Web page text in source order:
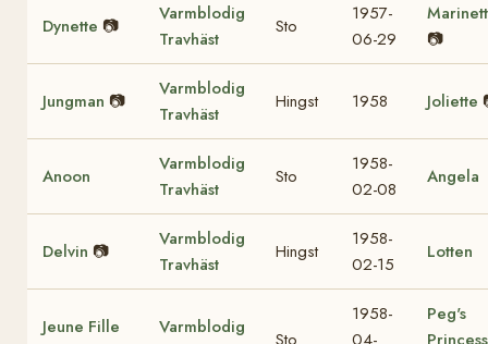
Dynette 📷
Varmblodig
Travhäst
Sto
1957-
06-29
📷
Jungman 📷
Varmblodig
Travhäst
Hingst 1958 Joliette
Anoon
Varmblodig
Travhäst
Sto
1958-
02-08
Angela
Delvin 📷
Varmblodig
Travhäst
Hingst
1958-
02-15
Lotten
Jeune Fille
Varmblodig
1958-
Peg's